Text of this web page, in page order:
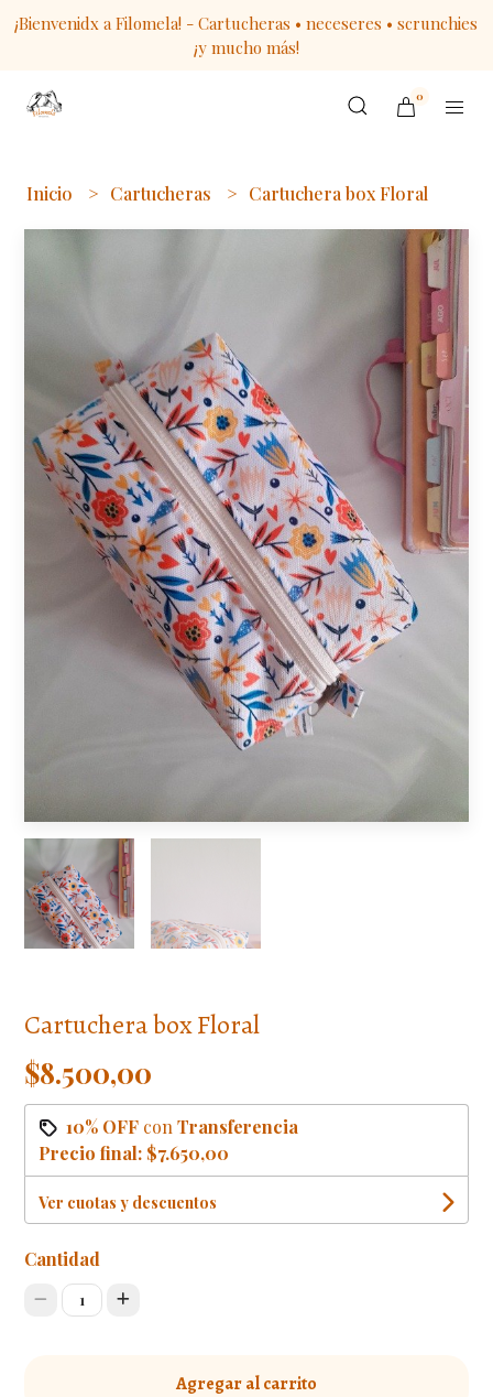
¡Bienvenidx a Filomela! - Cartucheras • neceseres • scrunchies
¡y mucho más!
0
Inicio Cartucheras Cartuchera box Floral
Cartuchera box Floral
$8.500,00
10% OFF conTransferencia
Precio final: $7.650,00
Ver cuotas y descuentos
Cantidad
1
Agregar al carrito